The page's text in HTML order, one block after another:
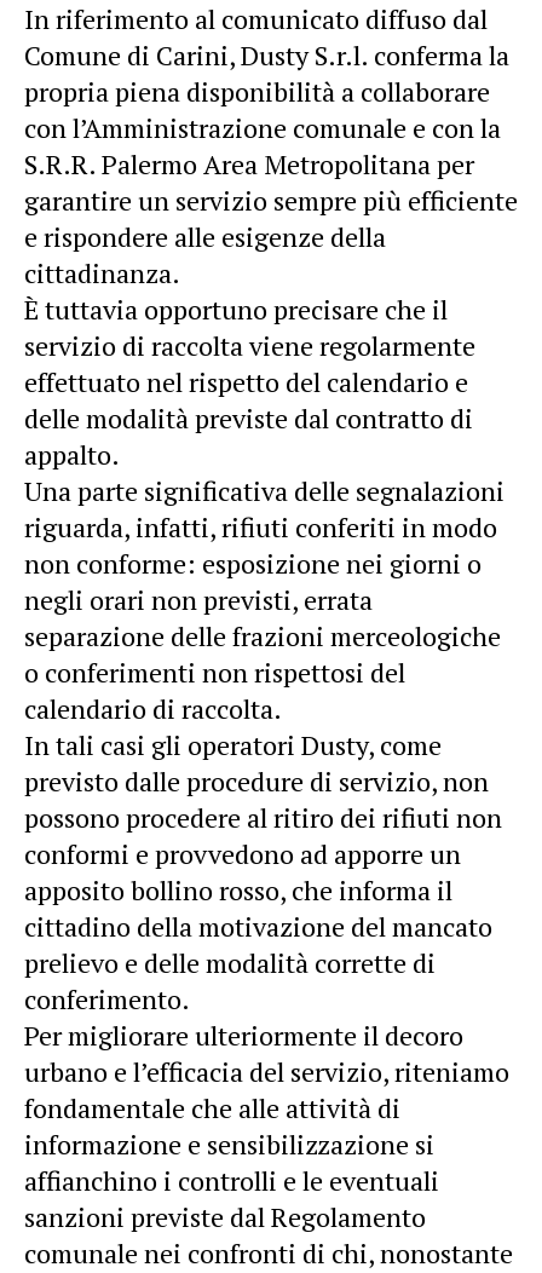
In riferimento al comunicato diffuso dal
Comune di Carini, Dusty S.r.l. conferma la
propria piena disponibilità a collaborare
con l’Amministrazione comunale e con la
S.R.R. Palermo Area Metropolitana per
garantire un servizio sempre più efficiente
e rispondere alle esigenze della
cittadinanza.
È tuttavia opportuno precisare che il
servizio di raccolta viene regolarmente
effettuato nel rispetto del calendario e
delle modalità previste dal contratto di
appalto.
Una parte significativa delle segnalazioni
riguarda, infatti, rifiuti conferiti in modo
non conforme: esposizione nei giorni o
negli orari non previsti, errata
separazione delle frazioni merceologiche
o conferimenti non rispettosi del
calendario di raccolta.
In tali casi gli operatori Dusty, come
previsto dalle procedure di servizio, non
possono procedere al ritiro dei rifiuti non
conformi e provvedono ad apporre un
apposito bollino rosso, che informa il
cittadino della motivazione del mancato
prelievo e delle modalità corrette di
conferimento.
Per migliorare ulteriormente il decoro
urbano e l’efficacia del servizio, riteniamo
fondamentale che alle attività di
informazione e sensibilizzazione si
affianchino i controlli e le eventuali
sanzioni previste dal Regolamento
comunale nei confronti di chi, nonostante